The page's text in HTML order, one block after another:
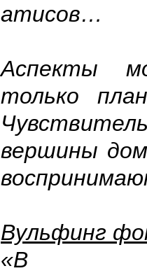
атисов…
Аспекты
только
вершины
Вульфинг
«В